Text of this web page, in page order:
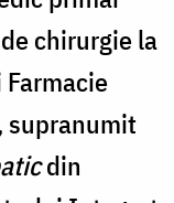
chirurgie la
supranumit
din